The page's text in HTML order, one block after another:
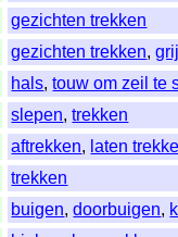
gezichten trekken
gezichten trekken,
hals,touw om zeil te
slepen,trekken
aftrekken, laten
trekken
buigen,doorbuigen,